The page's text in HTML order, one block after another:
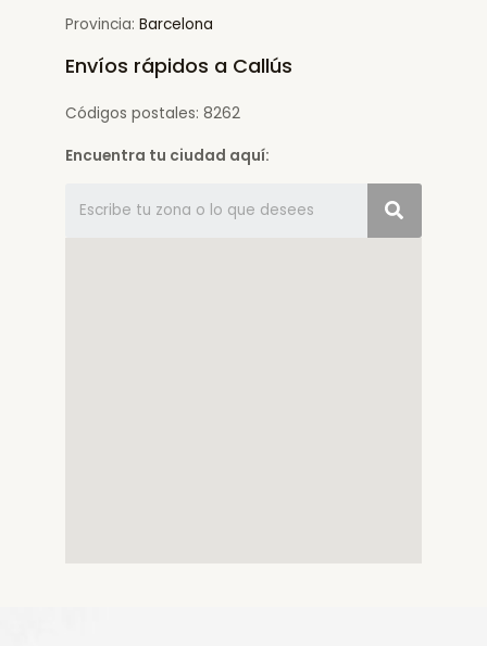
Provincia: Barcelona
Envíos rápidos a Callús
Códigos postales: 8262
Encuentra tu ciudad aquí: